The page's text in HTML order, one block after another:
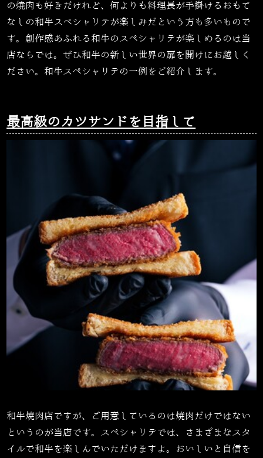
の焼肉も好きだけれど、何よりも料理長が手掛けるおもて
なしの和牛スペシャリテが楽しみだという方も多いもので
す。創作感あふれる和牛のスペシャリテが楽しめるのは当
店ならでは。ぜひ和牛の新しい世界の扉を開けにお越しく
ださい。和牛スペシャリテの一例をご紹介します。
最高級のカツサンドを目指して
和牛焼肉店ですが、ご用意しているのは焼肉だけではない
というのが当店です。スペシャリテでは、さまざまなスタ
イルで和牛を楽しんでいただけますよ。おいしいと自信を